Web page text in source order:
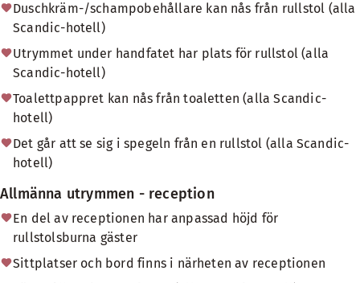
Duschkräm-/schampobehållare kan nås från rullstol (alla
Scandic-hotell)
Utrymmet under handfatet har plats för rullstol (alla
Scandic-hotell)
Toalettpappret kan nås från toaletten (alla Scandic-
hotell)
Det går att se sig i spegeln från en rullstol (alla Scandic-
hotell)
Allmänna utrymmen - reception
En del av receptionen har anpassad höjd för
rullstolsburna gäster
Sittplatser och bord finns i närheten av receptionen